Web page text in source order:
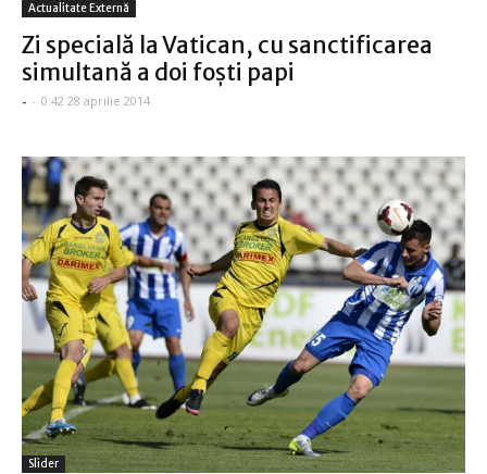
Actualitate Externă
Zi specială la Vatican, cu sanctificarea
simultană a doi foşti papi
- - 0:42 28 aprilie 2014
Slider